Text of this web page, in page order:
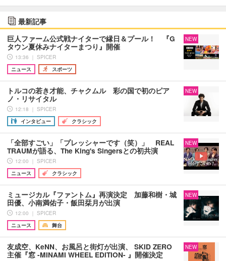
最新記事
巨人ファーム公式戦ナイターで縁日＆プール！ 『G
タウン夏休みナイターまつり』開催
13:36 ｜ SPICER
ニュース
スポーツ
NEW
トルコの若き才能、チャクムル 彩の国で初のピア
ノ・リサイタル
12:18 ｜ SPICER
インタビュー
クラシック
NEW
「全部すごい」「プレッシャーです（笑）」 REAL
TRAUMが語る、The King's Singersとの初共演
12:00 ｜ SPICER
ニュース
クラシック
NEW
ミュージカル『ファントム』再演決定 加藤和樹・城
田優、小南満佑子・飯田栞月が出演
12:00 ｜ SPICER
ニュース
舞台
NEW
友成空、KeNN、お風呂と街灯が出演、 SKID ZERO
主催『窓 -MINAMI WHEEL EDITION- 』開催決定
NEW